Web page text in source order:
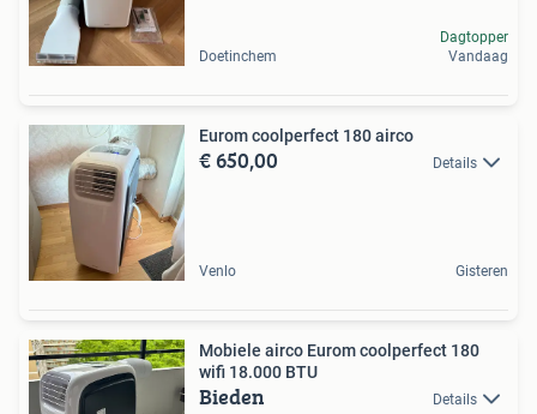
Doetinchem
Dagtopper
Vandaag
Eurom coolperfect 180 airco
€ 650,00 Details
Venlo Gisteren
Mobiele airco Eurom coolperfect 180
wifi 18.000 BTU
Bieden Details